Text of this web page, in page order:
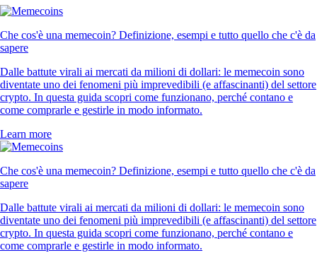
Che cos'è una memecoin? Definizione, esempi e tutto quello che c'è da
sapere
Dalle battute virali ai mercati da milioni di dollari: le memecoin sono
diventate uno dei fenomeni più imprevedibili (e affascinanti) del settore
crypto. In questa guida scopri come funzionano, perché contano e
come comprarle e gestirle in modo informato.
Learn more
Che cos'è una memecoin? Definizione, esempi e tutto quello che c'è da
sapere
Dalle battute virali ai mercati da milioni di dollari: le memecoin sono
diventate uno dei fenomeni più imprevedibili (e affascinanti) del settore
crypto. In questa guida scopri come funzionano, perché contano e
come comprarle e gestirle in modo informato.